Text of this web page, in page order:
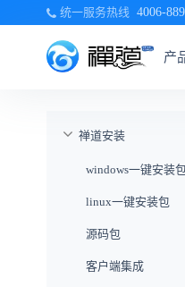
统一服务热线 4006-
产
禅道安装
windows一键安装
linux一键安装包
源码包
客户端集成